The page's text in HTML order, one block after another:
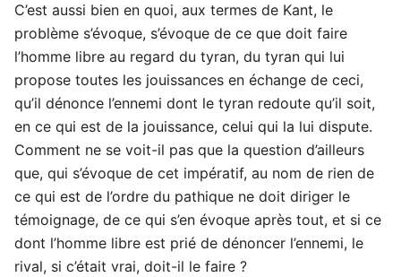
C’est aussi bien en quoi, aux termes de Kant, le
problème s’évoque, s’évoque de ce que doit faire
l’homme libre au regard du tyran, du tyran qui lui
propose toutes les jouissances en échange de ceci,
qu’il dénonce l’ennemi dont le tyran redoute qu’il soit,
en ce qui est de la jouissance, celui qui la lui dispute.
Comment ne se voit-il pas que la question d’ailleurs
que, qui s’évoque de cet impératif, au nom de rien de
ce qui est de l’ordre du pathique ne doit diriger le
témoignage, de ce qui s’en évoque après tout, et si ce
dont l’homme libre est prié de dénoncer l’ennemi, le
rival, si c’était vrai, doit-il le faire ?